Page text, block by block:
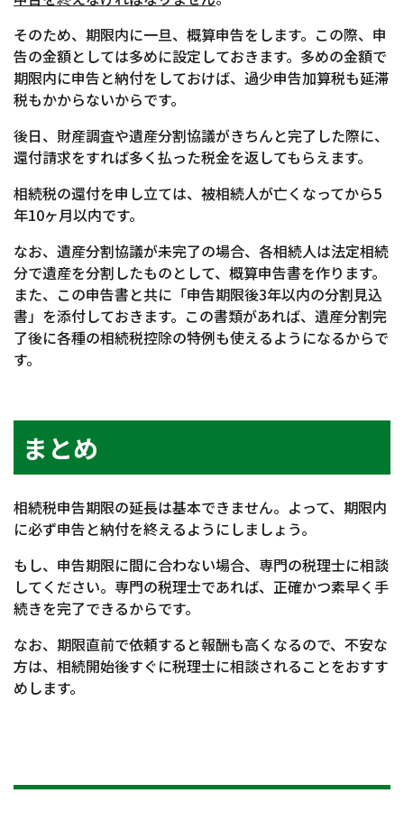
そのため、期限内に一旦、概算申告をします。この際、申
告の金額としては多めに設定しておきます。多めの金額で
期限内に申告と納付をしておけば、過少申告加算税も延滞
税もかからないからです。
後日、財産調査や遺産分割協議がきちんと完了した際に、
還付請求をすれば多く払った税金を返してもらえます。
相続税の還付を申し立ては、被相続人が亡くなってから5
年10ヶ月以内です。
なお、遺産分割協議が未完了の場合、各相続人は法定相続
分で遺産を分割したものとして、概算申告書を作ります。
また、この申告書と共に「申告期限後3年以内の分割見込
書」を添付しておきます。この書類があれば、遺産分割完
了後に各種の相続税控除の特例も使えるようになるからで
す。
まとめ
相続税申告期限の延長は基本できません。よって、期限内
に必ず申告と納付を終えるようにしましょう。
もし、申告期限に間に合わない場合、専門の税理士に相談
してください。専門の税理士であれば、正確かつ素早く手
続きを完了できるからです。
なお、期限直前で依頼すると報酬も高くなるので、不安な
方は、相続開始後すぐに税理士に相談されることをおすす
めします。